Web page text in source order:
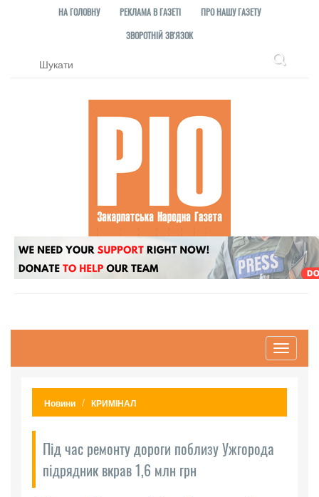
НА ГОЛОВНУ РЕКЛАМА В ГАЗЕТІ
ПРО НАШУ ГАЗЕТУ
ЗВОРОТНІЙ ЗВ'ЯЗОК
Toggle
Новини КРИМІНАЛ
Під час ремонту дороги поблизу Ужгорода
підрядник вкрав 1,6 млн грн